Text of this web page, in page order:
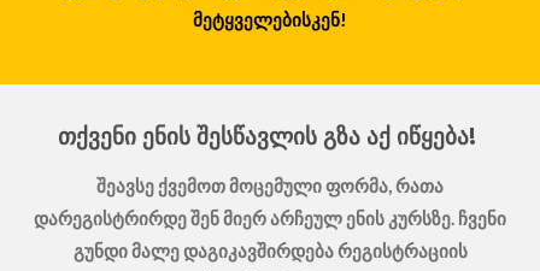
მეტყველებისკენ!
თქვენი ენის შესწავლის გზა აქ იწყება!
შეავსე ქვემოთ მოცემული ფორმა, რათა
დარეგისტრირდე შენ მიერ არჩეულ ენის კურსზე. ჩვენი
გუნდი მალე დაგიკავშირდება რეგისტრაციის